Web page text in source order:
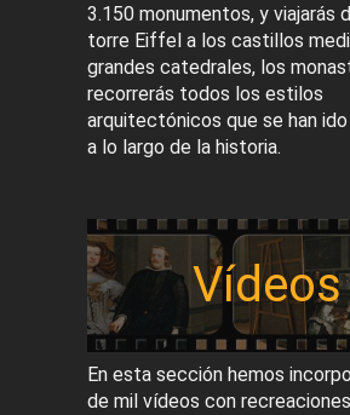
3.150 monumentos, y viajarás
torre Eiffel a los castillos
grandes catedrales, los
recorrerás todos los estilos
arquitectónicos que se han
a lo largo de la historia.
Vídeos
En esta sección hemos
de mil vídeos con